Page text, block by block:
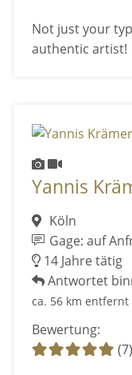
Not just your
authentic artist!
Yannis
Köln
Gage: auf
14 Jahre tätig
Antwortet
ca. 56 km entfernt
Bewertung:
(7)